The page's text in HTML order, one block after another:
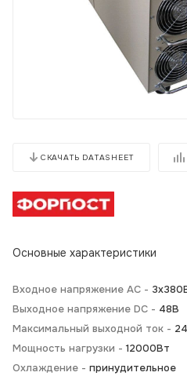
СКАЧАТЬ DATASHEET
Основные характеристики
Входное напряжение AC -
Выходное напряжение DC - 48В
Максимальный выходной ток -
Мощность нагрузки - 12000Вт
Охлаждение - принудительное